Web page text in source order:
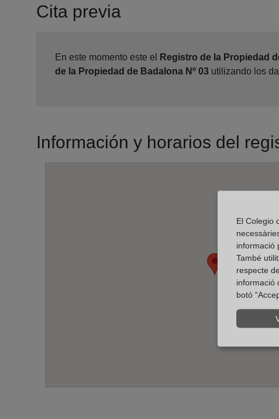
Cita previa
En este momento este el Registro de la Propiedad
de la Propiedad de Badalona Nº 03 utilizando los
Información y horarios del
El Colegio
informació
També
respecte
informació
botó